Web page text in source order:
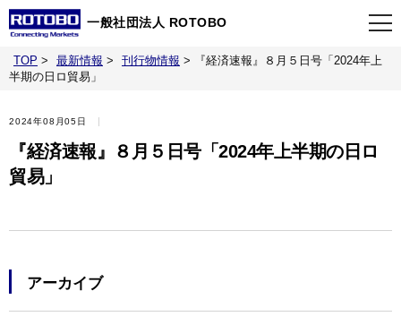
一般社団法人 ROTOBO
TOP
最新情報
当会について
TOP > 最新情報 > 刊行物情報 >
『経済速報』８月５日号「2024年上
半期の日ロ貿易」
2024年08月05日
『経済速報』８月５日号「2024年上半期の日ロ
貿易」
アーカイブ